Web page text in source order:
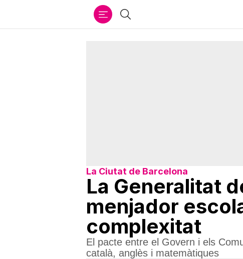
Cercar
La Ciutat de Barcelona
La Generalitat
menjador
complexitat
El pacte entre el Govern i els
català, anglès i matemàtiques